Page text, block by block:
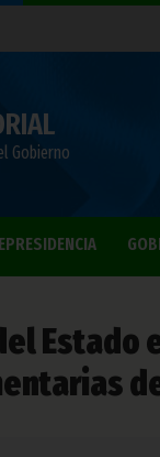
Gobierno
Estado